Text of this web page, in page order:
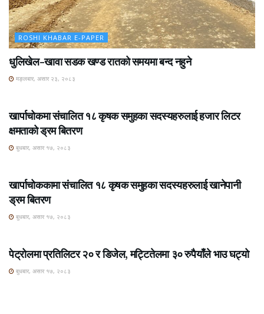
ROSHI KHABAR E-PAPER
धुलिखेल–खावा सडक खण्ड रातको समयमा बन्द नहुने
मङ्लबार, असार २३, २०८३
खार्पाचोकमा संचालित १८ कृषक समुहका सदस्यहरुलाई हजार लिटर
क्षमताको ड्रम बितरण
बुधबार, असार १७, २०८३
खार्पाचोककामा संचालित १८ कृषक समुहका सदस्यहरुलाई खानेपानी
ड्रम बितरण
बुधबार, असार १७, २०८३
पेट्रोलमा प्रतिलिटर २० र डिजेल, मट्टितेलमा ३० रुपैयाँले भाउ घट्यो
बुधबार, असार १७, २०८३